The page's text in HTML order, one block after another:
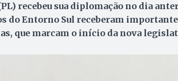
recebeu sua diplomação no dia
do Entorno Sul receberam
que marcam o início da nova